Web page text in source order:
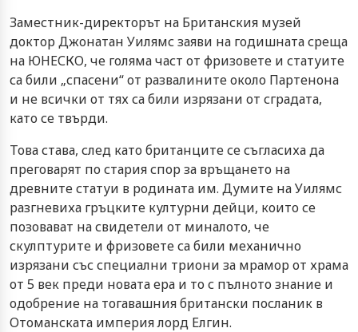
Заместник-директорът на Британския музей
доктор Джонатан Уилямс заяви на годишната среща
на ЮНЕСКО, че голяма част от фризовете и статуите
са били „спасени“ от развалините около Партенона
и не всички от тях са били изрязани от сградата,
като се твърди.
Това става, след като британците се съгласиха да
преговарят по стария спор за връщането на
древните статуи в родината им. Думите на Уилямс
разгневиха гръцките културни дейци, които се
позовават на свидетели от миналото, че
скулптурите и фризовете са били механично
изрязани със специални триони за мрамор от храма
от 5 век преди новата ера и то с пълното знание и
одобрение на тогавашния британски посланик в
Отоманската империя лорд Елгин.